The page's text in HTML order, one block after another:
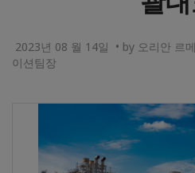
2023년 08 월 14일 • by 오리안 르
이션팀장